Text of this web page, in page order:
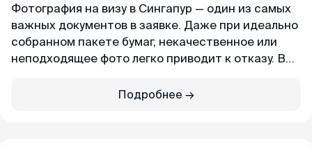
записи на подачу более месяца). Уже
отчаялась но нашла этих ребят. и все
оперативно сделали
Фотография на визу в Сингапур — один из самых
важных документов в заявке. Даже при идеально
собранном пакете бумаг, некачественное или
неподходящее фото легко приводит к отказу. В
год требования Департамента миграции
Подробнее →